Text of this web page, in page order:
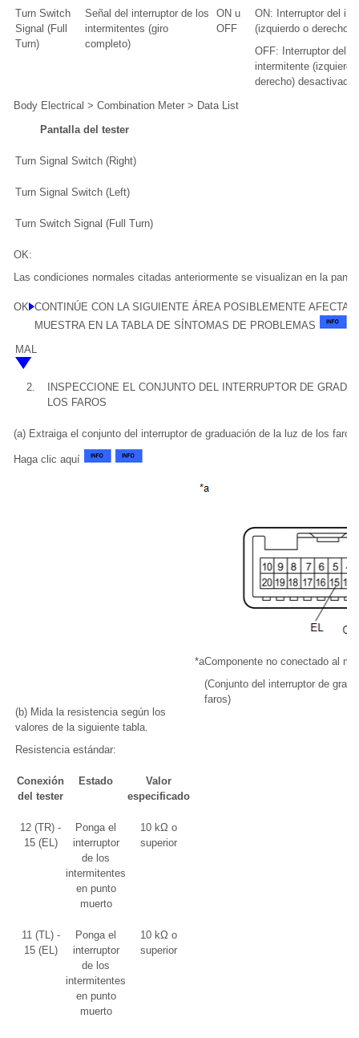
Turn Switch
Signal (Full
Turn)
Señal del interruptor de los
intermitentes (giro
completo)
ON u
OFF
ON: Interruptor del
(izquierdo o derecho)
OFF: Interruptor del
intermitente
derecho) desactivado
Body Electrical > Combination Meter > Data List
Pantalla del tester
Turn Signal Switch (Right)
Turn Signal Switch (Left)
Turn Switch Signal (Full Turn)
OK:
Las condiciones normales citadas anteriormente se visualizan en la
OK CONTINÚE CON LA SIGUIENTE ÁREA POSIBLEMENTE
MUESTRA EN LA TABLA DE SÍNTOMAS DE PROBLEMAS
MAL
2.
INSPECCIONE EL CONJUNTO DEL INTERRUPTOR DE
LOS FAROS
(a) Extraiga el conjunto del interruptor de graduación de la luz de los faros.
Haga clic aquí
(b) Mida la resistencia según los
valores de la siguiente tabla.
Resistencia estándar:
Conexión
del tester
Estado
Valor
especificado
12 (TR) -
15 (EL)
Ponga el
interruptor
de los
intermitentes
en punto
muerto
10 kΩ o
superior
11 (TL) -
15 (EL)
Ponga el
interruptor
de los
intermitentes
en punto
muerto
10 kΩ o
superior
*aComponente no conectado al
(Conjunto del interruptor de
faros)